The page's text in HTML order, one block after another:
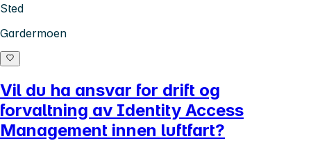
Sted
Gardermoen
Vil du ha ansvar for drift og
forvaltning av Identity Access
Management innen luftfart?